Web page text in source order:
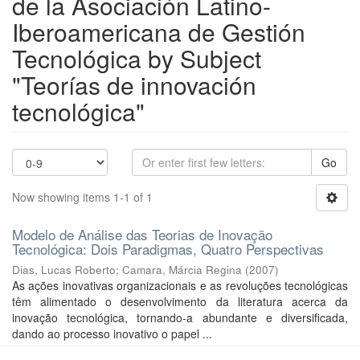
Iberoamericana de Gestión
Tecnológica by Subject
"Teorías de innovación
tecnológica"
Go
Now showing items 1-1 of 1
Modelo de Análise das Teorias de Inovação
Tecnológica: Dois Paradigmas, Quatro Perspectivas
Dias, Lucas Roberto; Camara, Márcia Regina (2007)
As ações inovativas organizacionais e as revoluções tecnológicas
têm alimentado o desenvolvimento da literatura acerca da
inovação tecnológica, tornando-a abundante e diversificada,
dando ao processo inovativo o papel ...